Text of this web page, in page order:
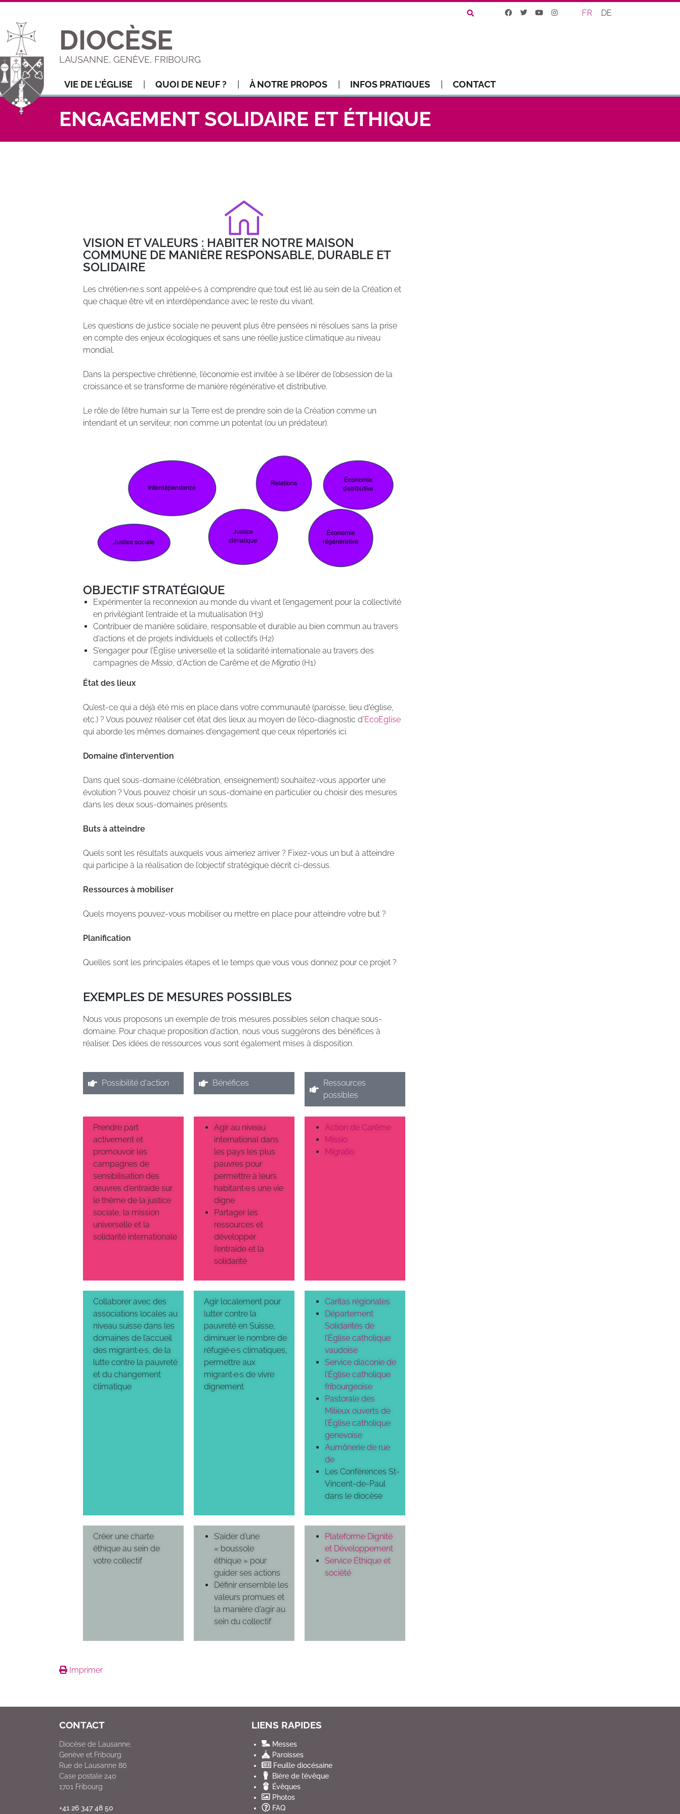
FR DE
DIOCÈSE
LAUSANNE, GENÈVE, FRIBOURG
VIE DE L'ÉGLISE QUOI DE NEUF ? À NOTRE PROPOS INFOS PRATIQUES CONTACT
ENGAGEMENT SOLIDAIRE ET ÉTHIQUE
VISION ET VALEURS : HABITER NOTRE MAISON
COMMUNE DE MANIÈRE RESPONSABLE, DURABLE ET
SOLIDAIRE
Les chrétien∙ne.s sont appelé·e∙s à comprendre que tout est lié au sein de la Création et
que chaque être vit en interdépendance avec le reste du vivant.
Les questions de justice sociale ne peuvent plus être pensées ni résolues sans la prise
en compte des enjeux écologiques et sans une réelle justice climatique au niveau
mondial.
Dans la perspective chrétienne, l’économie est invitée à se libérer de l’obsession de la
croissance et se transforme de manière régénérative et distributive.
Le rôle de l’être humain sur la Terre est de prendre soin de la Création comme un
intendant et un serviteur, non comme un potentat (ou un prédateur).
OBJECTIF STRATÉGIQUE
Expérimenter la reconnexion au monde du vivant et l’engagement pour la collectivité
en privilégiant l’entraide et la mutualisation (H3)
Contribuer de manière solidaire, responsable et durable au bien commun au travers
d’actions et de projets individuels et collectifs (H2)
S’engager pour l’Église universelle et la solidarité internationale au travers des
campagnes de Missio, d’Action de Carême et de Migratio(H1)
État des lieux
Qu’est-ce qui a déjà été mis en place dans votre communauté (paroisse, lieu d’église,
etc.) ? Vous pouvez réaliser cet état des lieux au moyen de l’éco-diagnostic d’EcoEglise
qui aborde les mêmes domaines d’engagement que ceux répertoriés ici.
Domaine d’intervention
Dans quel sous-domaine (célébration, enseignement) souhaitez-vous apporter une
évolution ? Vous pouvez choisir un sous-domaine en particulier ou choisir des mesures
dans les deux sous-domaines présents.
Buts à atteindre
Quels sont les résultats auxquels vous aimeriez arriver ? Fixez-vous un but à atteindre
qui participe à la réalisation de l’objectif stratégique décrit ci-dessus.
Ressources à mobiliser
Quels moyens pouvez-vous mobiliser ou mettre en place pour atteindre votre but ?
Planification
Quelles sont les principales étapes et le temps que vous vous donnez pour ce projet ?
EXEMPLES DE MESURES POSSIBLES
Nous vous proposons un exemple de trois mesures possibles selon chaque sous-
domaine. Pour chaque proposition d’action, nous vous suggérons des bénéfices à
réaliser. Des idées de ressources vous sont également mises à disposition.
Possibilité d'action Bénéfices
Ressources
possibles
Prendre part
activement et
promouvoir les
campagnes de
sensibilisation des
œuvres d’entraide sur
le thème de la justice
sociale, la mission
universelle et la
solidarité internationale
Agir au niveau
international dans
les pays les plus
pauvres pour
permettre à leurs
habitant·e·s une vie
digne
Partager les
ressources et
développer
l’entraide et la
solidarité
Action de Carême
Missio
Migratio
Collaborer avec des
associations locales au
niveau suisse dans les
domaines de l’accueil
des migrant·e·s, de la
lutte contre la pauvreté
et du changement
climatique
Agir localement pour
lutter contre la
pauvreté en Suisse,
diminuer le nombre de
réfugié·e·s climatiques,
permettre aux
migrant·e·s de vivre
dignement
Caritas régionales
Département
Solidarités de
l’Église catholique
vaudoise
Service diaconie de
l’Église catholique
fribourgeoise
Pastorale des
Milieux ouverts de
l’Église catholique
genevoise
Aumônerie de rue
de
Les Conférences St-
Vincent-de-Paul
dans le diocèse
Créer une charte
éthique au sein de
votre collectif
S’aider d’une
« boussole
éthique » pour
guider ses actions
Définir ensemble les
valeurs promues et
la manière d’agir au
sein du collectif
Plateforme Dignité
et Développement
Service Éthique et
société
Imprimer
CONTACT
Diocèse de Lausanne,
Genève et Fribourg
Rue de Lausanne 86
Case postale 240
1701 Fribourg
+41 26 347 48 50
LIENS RAPIDES
Messes
Paroisses
Feuille diocésaine
Bière de l’évêque
Évêques
Photos
FAQ